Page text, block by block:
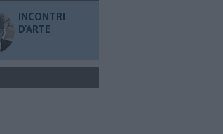
INCONTRI
D'ARTE